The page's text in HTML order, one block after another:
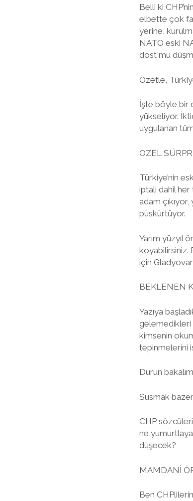
Belli ki
elbette çok
yerine,
NATO eski
dost mu
Özetle,
İşte böyle bir
yükseliyor.
uygulanan
ÖZEL
Türkiye’nin
iptali dahil her
adam
püskürtüyor.
Yarım yüzyıl
koyabilirsiniz.
için
BEKLENEN
Yazıya
gelemedikleri
kimsenin
tepinmelerini
Durun
Susmak
CHP
ne
düşecek?
MAMDANİ
Ben